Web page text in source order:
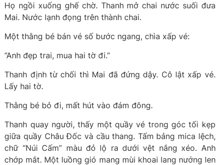
Họ ngồi xuống ghế chờ. Thanh mở chai nước suối đưa
Mai. Nước lạnh đọng trên thành chai.
Một thằng bé bán vé số bước ngang, chìa xấp vé:
“Anh đẹp trai, mua hai tờ đi.”
Thanh định từ chối thì Mai đã đứng dậy. Cô lật xấp vé.
Lấy hai tờ.
Thằng bé bỏ đi, mất hút vào đám đông.
Thanh quay người, thấy một quầy vé trong góc tối kẹp
giữa quầy Châu Đốc và cầu thang. Tấm bảng mica lệch,
chữ “Núi Cấm” màu đỏ lộ ra dưới vệt nắng xéo. Anh
chớp mắt. Một luồng gió mang mùi khoai lang nướng len